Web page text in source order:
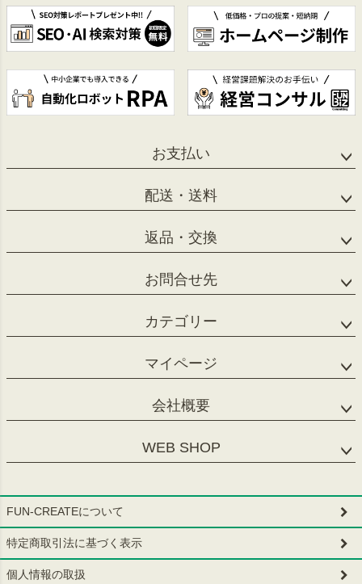
へ
お支払い
配送・送料
返品・交換
お問合せ先
カテゴリー
マイページ
会社概要
WEB SHOP
FUN-CREATEについて
特定商取引法に基づく表示
個人情報の取扱